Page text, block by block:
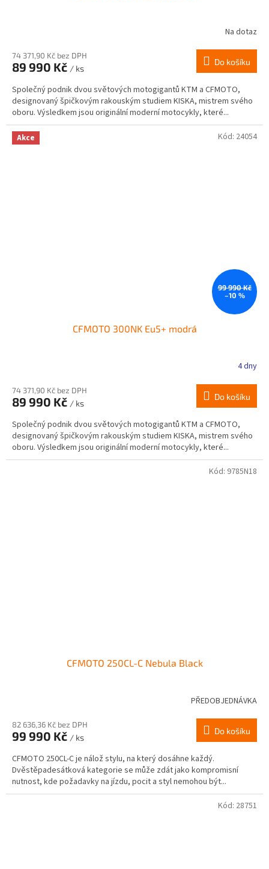
Na dotaz
74 371,90 Kč bez DPH
89 990 Kč / ks
Do košíku
Společný podnik dvou světových motogigantů KTM a CFMOTO,
designovaný špičkovým rakouským studiem KISKA, mistrem svého
oboru. Výsledkem jsou originální moderní motocykly, které...
Akce
99 990 Kč
–10 %
CFMOTO 300NK Eu5+ modrá
4 dny
74 371,90 Kč bez DPH
89 990 Kč / ks
Do košíku
Společný podnik dvou světových motogigantů KTM a CFMOTO,
designovaný špičkovým rakouským studiem KISKA, mistrem svého
oboru. Výsledkem jsou originální moderní motocykly, které...
Kód: 24054
CFMOTO 250CL-C Nebula Black
PŘEDOBJEDNÁVKA
82 636,36 Kč bez DPH
99 990 Kč / ks
Do košíku
CFMOTO 250CL-C je nálož stylu, na který dosáhne každý.
Dvěstěpadesátková kategorie se může zdát jako kompromisní
nutnost, kde požadavky na jízdu, pocit a styl nemohou být...
Kód: 9785N18
Kód: 28751